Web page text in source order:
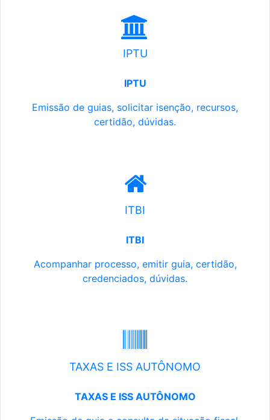
IPTU
IPTU
Emissão de guias, solicitar isenção, recursos,
certidão, dúvidas.
ITBI
ITBI
Acompanhar processo, emitir guia, certidão,
credenciados, dúvidas.
TAXAS E ISS AUTÔNOMO
TAXAS E ISS AUTÔNOMO